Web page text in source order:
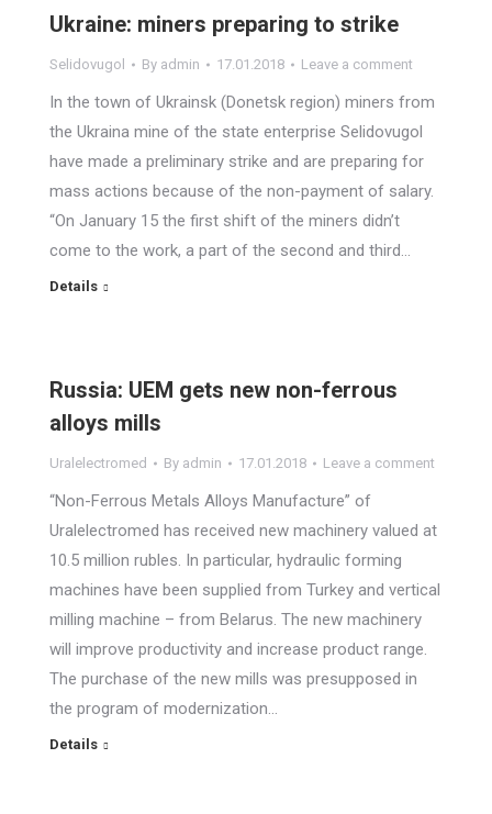
Ukraine: miners preparing to strike
Selidovugol By admin 17.01.2018 Leave a comment
In the town of Ukrainsk (Donetsk region) miners from
the Ukraina mine of the state enterprise Selidovugol
have made a preliminary strike and are preparing for
mass actions because of the non-payment of salary.
“On January 15 the first shift of the miners didn’t
come to the work, a part of the second and third…
Details
Russia: UEM gets new non-ferrous
alloys mills
Uralelectromed By admin 17.01.2018 Leave a comment
“Non-Ferrous Metals Alloys Manufacture” of
Uralelectromed has received new machinery valued at
10.5 million rubles. In particular, hydraulic forming
machines have been supplied from Turkey and vertical
milling machine – from Belarus. The new machinery
will improve productivity and increase product range.
The purchase of the new mills was presupposed in
the program of modernization…
Details